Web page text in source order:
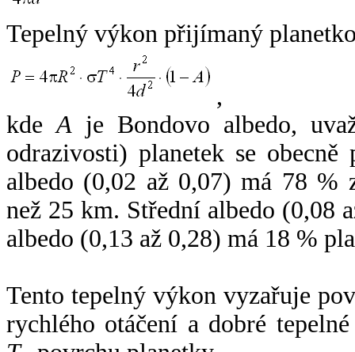
Tepelný výkon přijímaný
,
kdeA je Bondovo albedo,
odrazivosti) planetek se
albedo (0,02 až 0,07) má 78 %
než 25 km. Střední albedo (0,08
albedo (0,13 až 0,28) má 18 %
Tento tepelný výkon vyzařuje
rychlého otáčení a dobré